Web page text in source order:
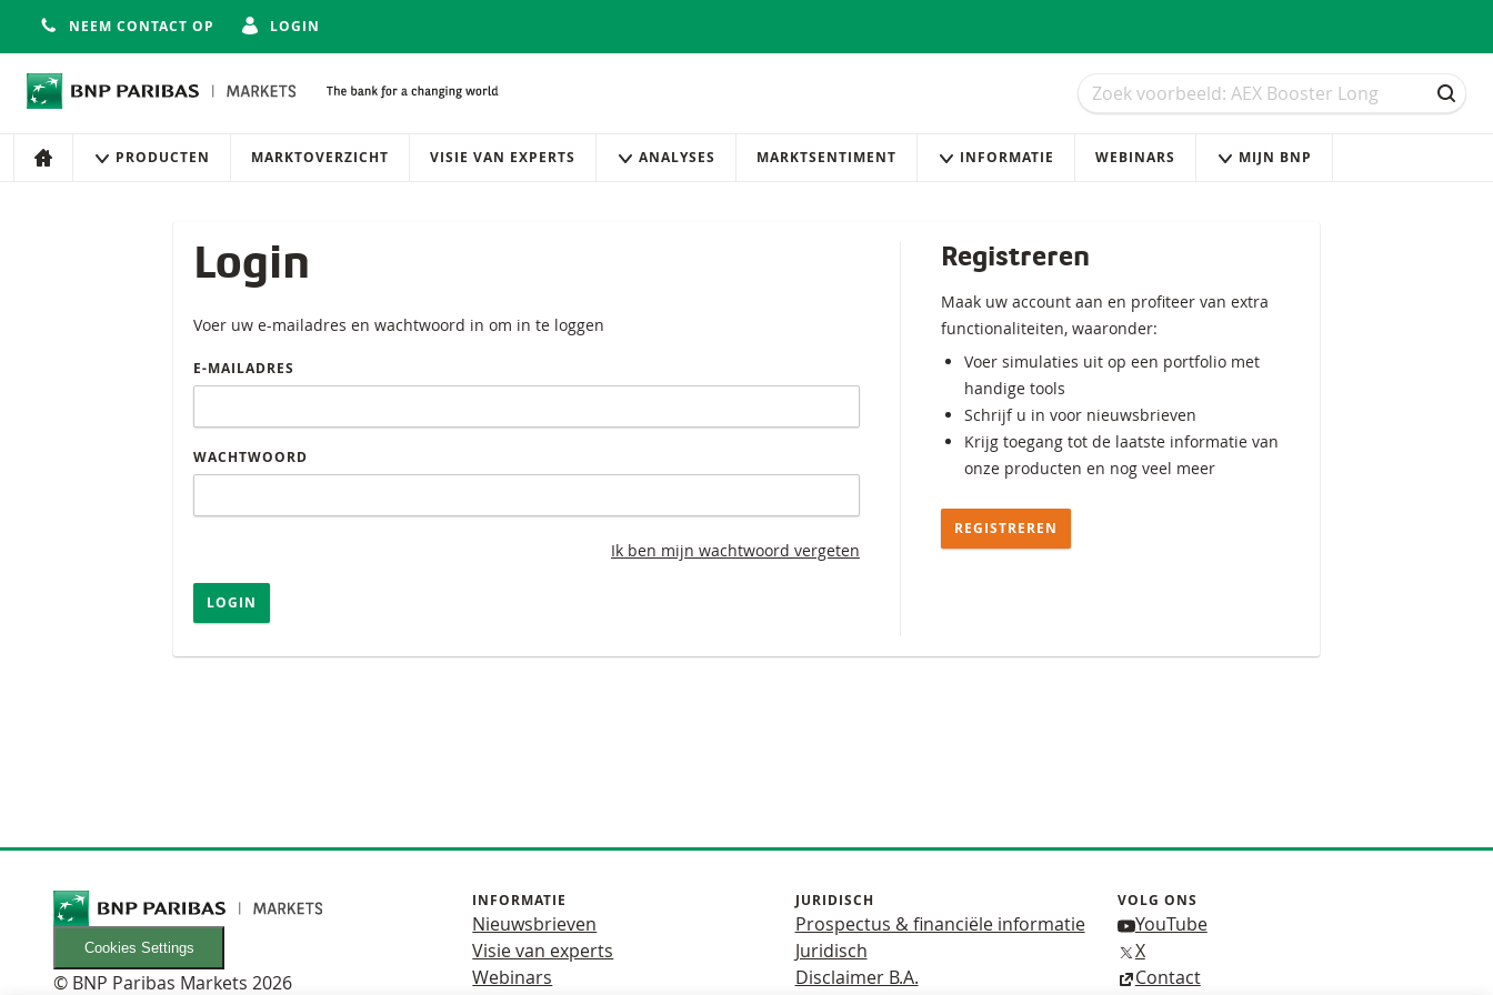
NEEM CONTACT OP LOGIN
Zoek
Zoek
ZOEK
Navigatie
Site navigatie
HOME PRODUCTEN MARKTOVERZICHT VISIE VAN EXPERTS ANALYSES MARKTSENTIMENT INFORMATIE WEBINARS MIJN BNP
Login
Voer uw e-mailadres en wachtwoord in om in te loggen
E-MAILADRES
WACHTWOORD
Ik ben mijn wachtwoord vergeten
LOGIN
Registreren
Maak uw account aan en profiteer van extra
functionaliteiten, waaronder:
Voer simulaties uit op een portfolio met
handige tools
Schrijf u in voor nieuwsbrieven
Krijg toegang tot de laatste informatie van
onze producten en nog veel meer
REGISTREREN
Cookies Settings
© BNP Paribas Markets 2026
INFORMATIE
Nieuwsbrieven
Visie van experts
Webinars
JURIDISCH
Prospectus & financiële informatie
Juridisch
Disclaimer B.A.
VOLG ONS
YouTube
X
Contact